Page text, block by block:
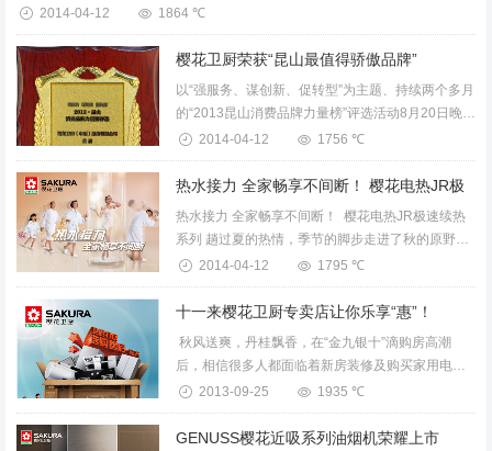
况出现，从而本给公司的商标品牌和市场营销造成了严重的影响和一定的...
2014-04-12 1864 ℃
樱花卫厨荣获“昆山最值得骄傲品牌”
以“强服务、谋创新、促转型”为主题、持续两个多月
的“2013昆山消费品牌力量榜”评选活动8月20日晚落
下帷幕，颁奖盛典在昆山第九届国际啤酒节现场举
行。活...
2014-04-12 1756 ℃
热水接力 全家畅享不间断！ 樱花电热JR极速续热
系列 趟过夏的热情，季节的脚步走进了秋的原野。
叶儿悠然，把秋摇曳的婀娜多姿、斑斑驳驳。秋风
乍起，一阵凉意袭来，才惊觉气温已降。夜凉...
2014-04-12 1795 ℃
十一来樱花卫厨专卖店让你乐享“惠”！
秋风送爽，丹桂飘香，在“金九银十”滴购房高潮
后，相信很多人都面临着新房装修及购买家用电器
的烦恼中，在新房装修中，樱花卫厨电器的选择亦
是重中之重。各种挑选比价，不仅要...
2013-09-25 1935 ℃
GENUSS樱花近吸系列油烟机荣耀上市